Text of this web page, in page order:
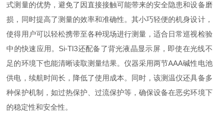
式测量的优势，避免了因直接接触可能带来的安全隐患和设备磨
损，同时提高了测量的效率和准确性。其小巧轻便的机身设计，
使得用户可以轻松携带至各种现场进行测量，适合日常巡视检验
中的快速应用。Si-TI3还配备了背光液晶显示屏，即使在光线不
足的环境下也能清晰读取测量结果。仪器采用两节AAA碱性电池
供电，续航时间长，降低了使用成本。同时，该测温仪还具备多
种保护机制，如过热保护、过流保护等，确保设备在恶劣环境下
的稳定性和安全性。